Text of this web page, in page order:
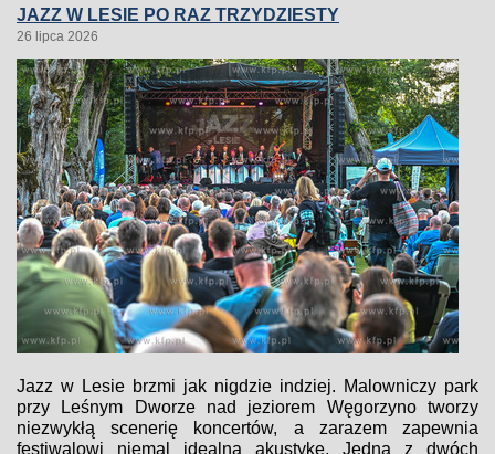
JAZZ W LESIE PO RAZ TRZYDZIESTY
26 lipca 2026
Jazz w Lesie brzmi jak nigdzie indziej. Malowniczy park
przy Leśnym Dworze nad jeziorem Węgorzyno tworzy
niezwykłą scenerię koncertów, a zarazem zapewnia
festiwalowi niemal idealną akustykę. Jedna z dwóch